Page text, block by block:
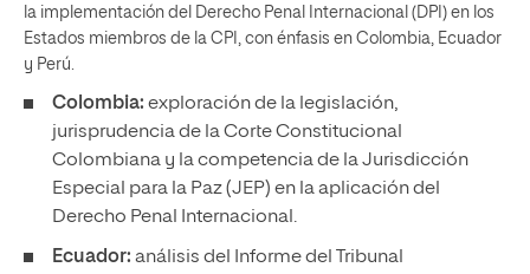
la implementación del Derecho Penal Internacional (DPI) en los
Estados miembros de la CPI, con énfasis en Colombia, Ecuador
y Perú.
Colombia: exploración de la legislación,
jurisprudencia de la Corte Constitucional
Colombiana y la competencia de la Jurisdicción
Especial para la Paz (JEP) en la aplicación del
Derecho Penal Internacional.
Ecuador: análisis del Informe del Tribunal